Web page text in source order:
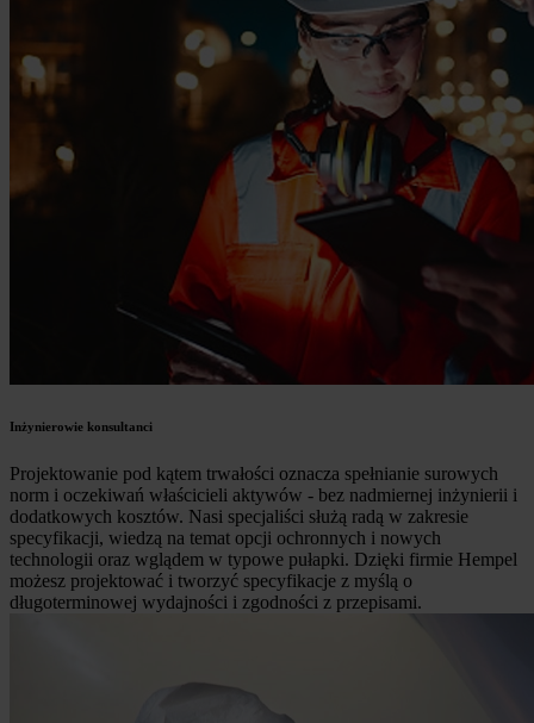
Inżynierowie konsultanci
Projektowanie pod kątem trwałości oznacza spełnianie surowych
norm i oczekiwań właścicieli aktywów - bez nadmiernej inżynierii i
dodatkowych kosztów. Nasi specjaliści służą radą w zakresie
specyfikacji, wiedzą na temat opcji ochronnych i nowych
technologii oraz wglądem w typowe pułapki. Dzięki firmie Hempel
możesz projektować i tworzyć specyfikacje z myślą o
długoterminowej wydajności i zgodności z przepisami.